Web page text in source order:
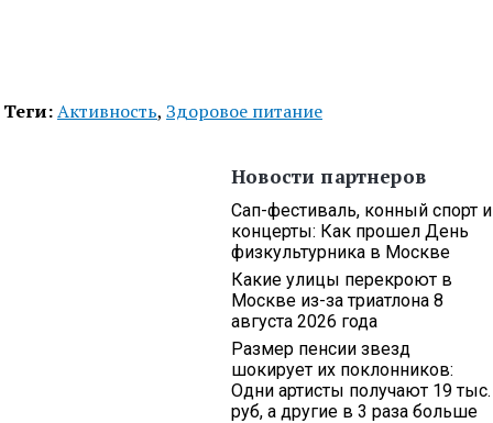
Теги:Активность, Здоровое питание
Новости партнеров
Сап-фестиваль, конный спорт и
концерты: Как прошел День
физкультурника в Москве
Какие улицы перекроют в
Москве из-за триатлона 8
августа 2026 года
Размер пенсии звезд
шокирует их поклонников:
Одни артисты получают 19 тыс.
руб, а другие в 3 раза больше